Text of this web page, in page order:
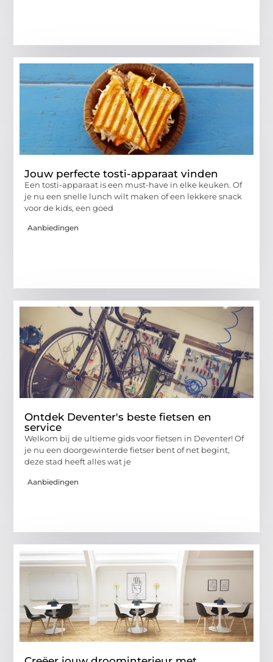
Jouw perfecte tosti-apparaat vinden
Een tosti-apparaat is een must-have in elke keuken. Of
je nu een snelle lunch wilt maken of een lekkere snack
voor de kids, een goed
Aanbiedingen
Ontdek Deventer's beste fietsen en
service
Welkom bij de ultieme gids voor fietsen in Deventer! Of
je nu een doorgewinterde fietser bent of net begint,
deze stad heeft alles wat je
Aanbiedingen